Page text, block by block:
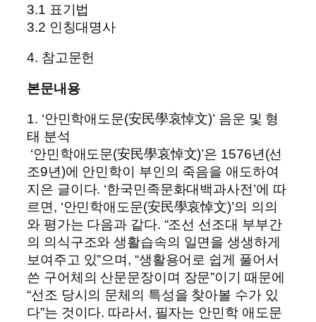
3.1 표기법
3.2 인칭대명사
4. 참고문헌
본문내용
1. ‘안민학애도문(安民學哀悼文)’ 음운 및 형
태 분석
‘안민학애도문(安民學哀悼文)’은 1576년(선
조9년)에 안민학이 부인의 죽음을 애도하여
지은 글이다. ‘한국민족문화대백과사전’에 따
르면, ‘안민학애도문(安民學哀悼文)’의 의의
와 평가는 다음과 같다. “조선 선조대 부부간
의 의식구조와 생활습속의 일면을 생생하게
보여주고 있”으며, “생활용어로 쉽게 풀어서
쓴 구어체의 산문문장이며 장문”이기 때문에
“선조 당시의 문체의 특성을 찾아볼 수가 있
다”는 것이다. 따라서, 필자는 안민학 애도문